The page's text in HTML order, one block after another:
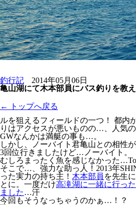
釣行記
2014年05月06日
亀山湖にて木本部員にバス釣りを教
← トップへ戻る
ルを狙えるフィールドの一つ！ 都内
りはアクセスが悪いものの…、人気
GWなんかは満艇の事も…。
しかし、ノーバイト君亀山との相性が
3回位行きましたけど…ノーバイト。
むしろまったく魚を感じなかった
そこで…、強力な助っ人！2013年
った実力の持ち主！ 木本部員 を先生
とに。一度だけ高滝湖に一緒に行っ
ました…汗
今回もそうなっちゃうのかぁ…！？